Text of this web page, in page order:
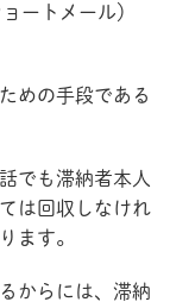
ートメール）
めの手段である
でも滞納者本人
は回収しなけれ
ます。
からには、滞納